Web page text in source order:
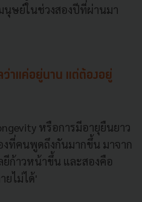
นุษย์ในช่วงสองปีที่ผ่านมา
าแค่อยู่นาน แต่ต้องอยู่
หรือการมีอายุยืนยาว
ที่คนพูดถึงกันมากขึ้น มาจาก
ยีก้าวหน้าขึ้น และสองคือ
ยไม่ได้'